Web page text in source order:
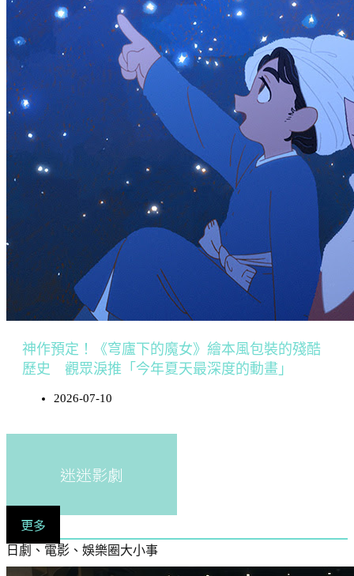
神作預定！《穹廬下的魔女》繪本風包裝的殘酷
歷史 觀眾淚推「今年夏天最深度的動畫」
2026-07-10
迷迷影劇
更多
日劇、電影、娛樂圈大小事